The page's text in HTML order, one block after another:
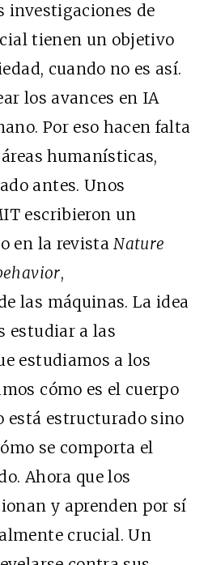
investigaciones de
tienen un objetivo
cuando no es así.
los avances en IA
Por eso hacen falta
humanísticas,
antes. Unos
escribieron un
en la revistaNature
,
las máquinas. La idea
estudiar a las
estudiamos a los
cómo es el cuerpo
está estructurado sino
se comporta el
Ahora que los
y aprenden por sí
crucial. Un